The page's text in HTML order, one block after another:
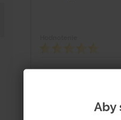
na rúrku. Ošetrený
Aby